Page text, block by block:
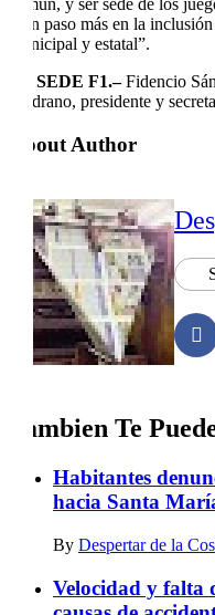
y un paso más en la
municipal y estatal”.
C.- SEDE F1.–Fidencio
Medrano, presidente y
About Author
Tambien Te
Habitantes
hacia Santa
By Despertar de la
Velocidad y falta